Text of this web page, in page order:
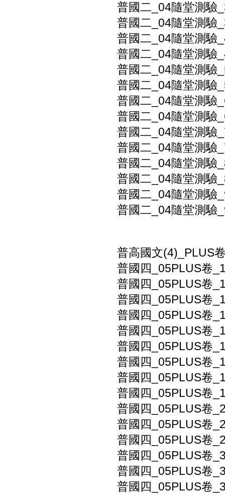
普國二_04隨堂測驗
普國二_04隨堂測驗
普國二_04隨堂測驗
普國二_04隨堂測驗
普國二_04隨堂測驗
普國二_04隨堂測驗
普國二_04隨堂測驗
普國二_04隨堂測驗
普國二_04隨堂測驗
普國二_04隨堂測驗
普國二_04隨堂測驗
普國二_04隨堂測驗
普國二_04隨堂測驗
普國二_04隨堂測驗
普高國文(4)_PLUS
普國四_05PLUS卷
普國四_05PLUS卷
普國四_05PLUS卷
普國四_05PLUS卷
普國四_05PLUS卷
普國四_05PLUS卷
普國四_05PLUS卷
普國四_05PLUS卷
普國四_05PLUS卷
普國四_05PLUS卷
普國四_05PLUS卷
普國四_05PLUS卷
普國四_05PLUS卷
普國四_05PLUS卷
普國四_05PLUS卷